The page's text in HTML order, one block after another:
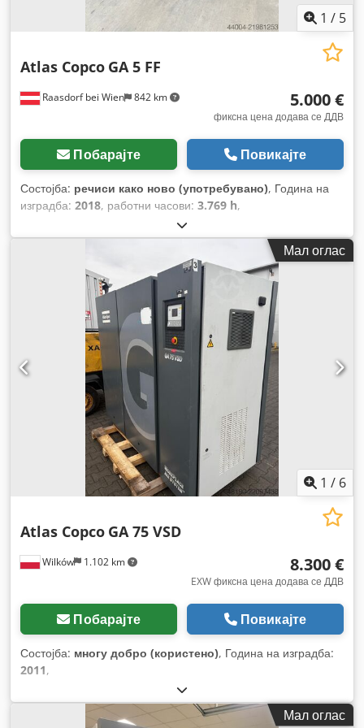
1 / 5
Raasdorf bei Wien 842 km
Atlas Copco GA 5 FF
5.000 €
фиксна цена додава се ДДВ
Побарајте Повикајте
Состојба: речиси како ново (употребувано), Година на
изградба: 2018, работни часови: 3.769 h,
Мал оглас
1 / 6
Wilków 1.102 km
Atlas Copco GA 75 VSD
8.300 €
EXW фиксна цена додава се ДДВ
Побарајте Повикајте
Состојба: многу добро (користено), Година на изградба:
2011,
Мал оглас